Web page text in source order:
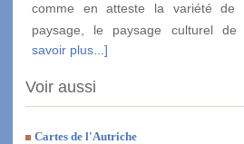
comme en atteste la variété de
paysage, le paysage culturel de
savoir plus...]
Voir aussi
Cartes de l'Autriche